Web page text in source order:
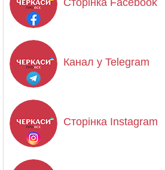
Канал у Telegram
Сторінка Instagram